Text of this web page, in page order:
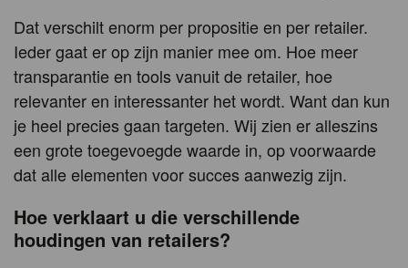
Dat verschilt enorm per propositie en per retailer.
Ieder gaat er op zijn manier mee om. Hoe meer
transparantie en tools vanuit de retailer, hoe
relevanter en interessanter het wordt. Want dan kun
je heel precies gaan targeten. Wij zien er alleszins
een grote toegevoegde waarde in, op voorwaarde
dat alle elementen voor succes aanwezig zijn.
Hoe verklaart u die verschillende
houdingen van retailers?